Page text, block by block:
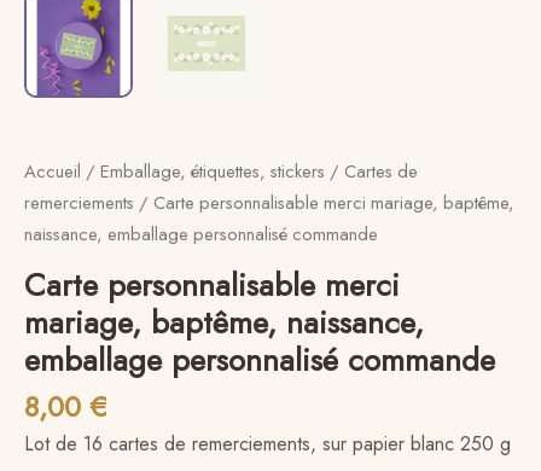
Accueil / Emballage, étiquettes, stickers / Cartes de
remerciements / Carte personnalisable merci mariage, baptême,
naissance, emballage personnalisé commande
Carte personnalisable merci
mariage, baptême, naissance,
emballage personnalisé commande
8,00 €
Lot de 16 cartes de remerciements, sur papier blanc 250 g